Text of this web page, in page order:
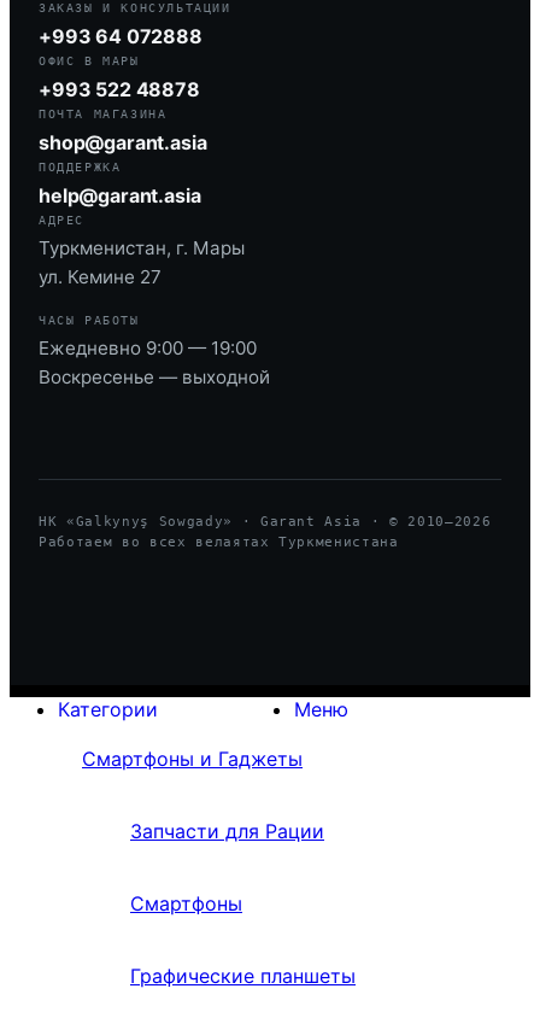
ЗАКАЗЫ И КОНСУЛЬТАЦИИ
+993 64 072888
ОФИС В МАРЫ
+993 522 48878
ПОЧТА МАГАЗИНА
shop@garant.asia
ПОДДЕРЖКА
help@garant.asia
АДРЕС
Туркменистан, г. Мары
ул. Кемине 27
ЧАСЫ РАБОТЫ
Ежедневно 9:00 — 19:00
Воскресенье — выходной
HK «Galkynyş Sowgady» · Garant Asia · © 2010—2026
Работаем во всех велаятах Туркменистана
Меню
Категории
Смартфоны и Гаджеты
Запчасти для Рации
Смартфоны
Графические планшеты